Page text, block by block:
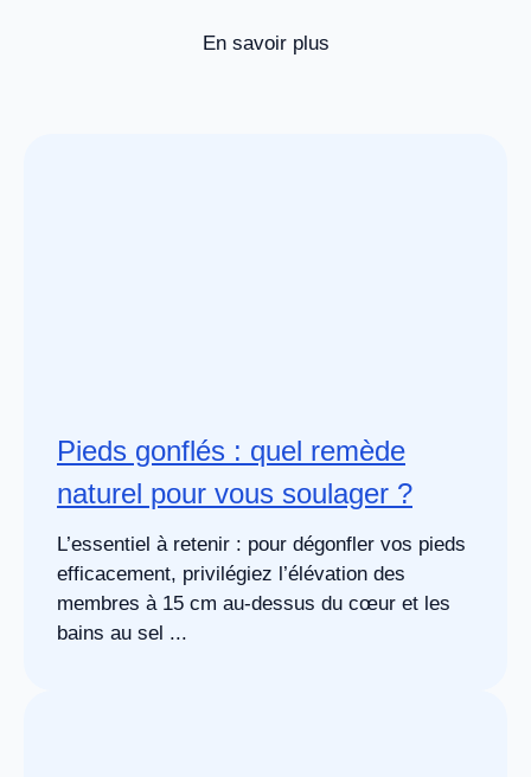
En savoir plus
Pieds gonflés : quel remède
naturel pour vous soulager ?
L’essentiel à retenir : pour dégonfler vos pieds
efficacement, privilégiez l’élévation des
membres à 15 cm au-dessus du cœur et les
bains au sel ...